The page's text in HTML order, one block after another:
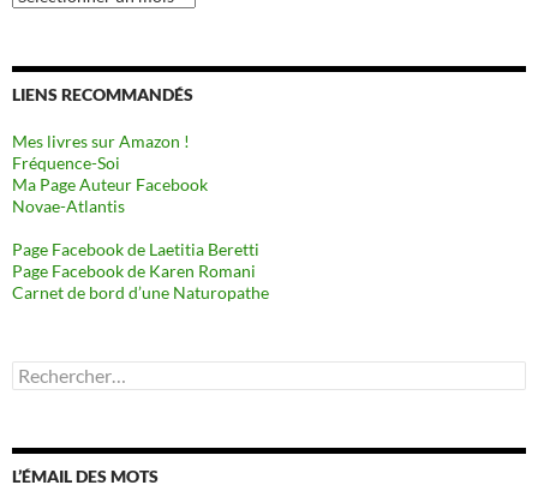
LIENS RECOMMANDÉS
Mes livres sur Amazon !
Fréquence-Soi
Ma Page Auteur Facebook
Novae-Atlantis
Page Facebook de Laetitia Beretti
Page Facebook de Karen Romani
Carnet de bord d’une Naturopathe
Rechercher :
L’ÉMAIL DES MOTS